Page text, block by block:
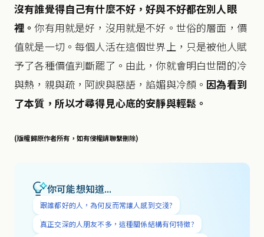
沒有誰覺得自己有什麼不好，好與不好都在別人眼
裡。你有用就是好，沒用就是不好。世俗的層面，價
值就是一切。每個人活在這個世界上，只是被他人賦
予了各種價值判斷罷了。由此，你就會明白世間的冷
與熱，親與疏，阿諛與惡語，諂媚與冷顏。 因為看到
了本質， 所以才尋得見心底的安靜與輕鬆。
(版權歸原作者所有，如有侵權請聯繫刪除)
你可能想知道...
跟誰都好的人，為何反而常讓人感到交淺?
真正交深的人朋友不多，這種關係結構有何特徵?